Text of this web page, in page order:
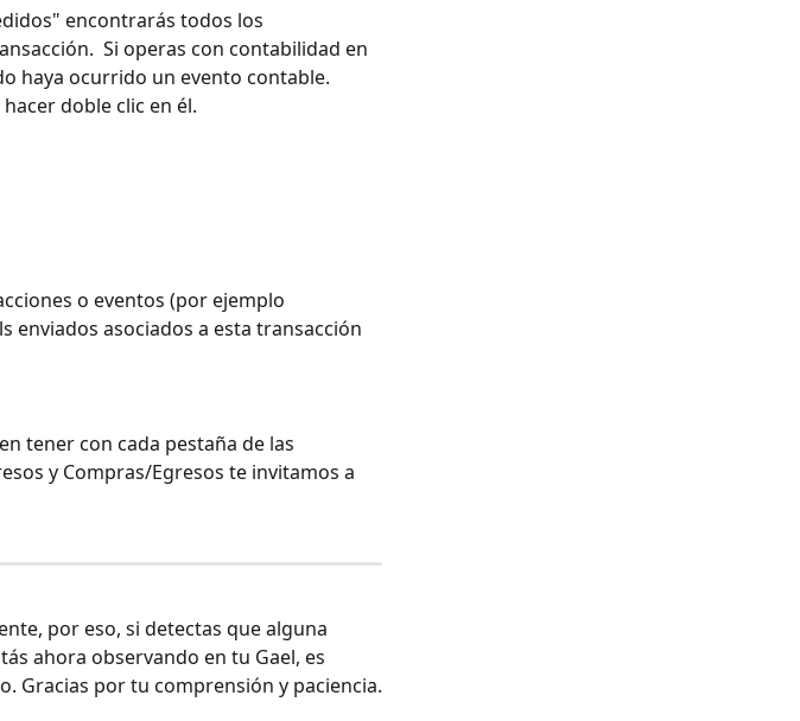
encontrarás todos los
Si operas con contabilidad en
haya ocurrido un evento contable.
doble clic en él.
o eventos (por ejemplo
enviados asociados a esta transacción
tener con cada pestaña de las
y Compras/Egresos te invitamos a
por eso, si detectas que alguna
ahora observando en tu Gael, es
Gracias por tu comprensión y paciencia.